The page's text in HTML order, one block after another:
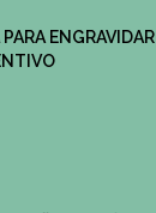
ENGRAVIDAR